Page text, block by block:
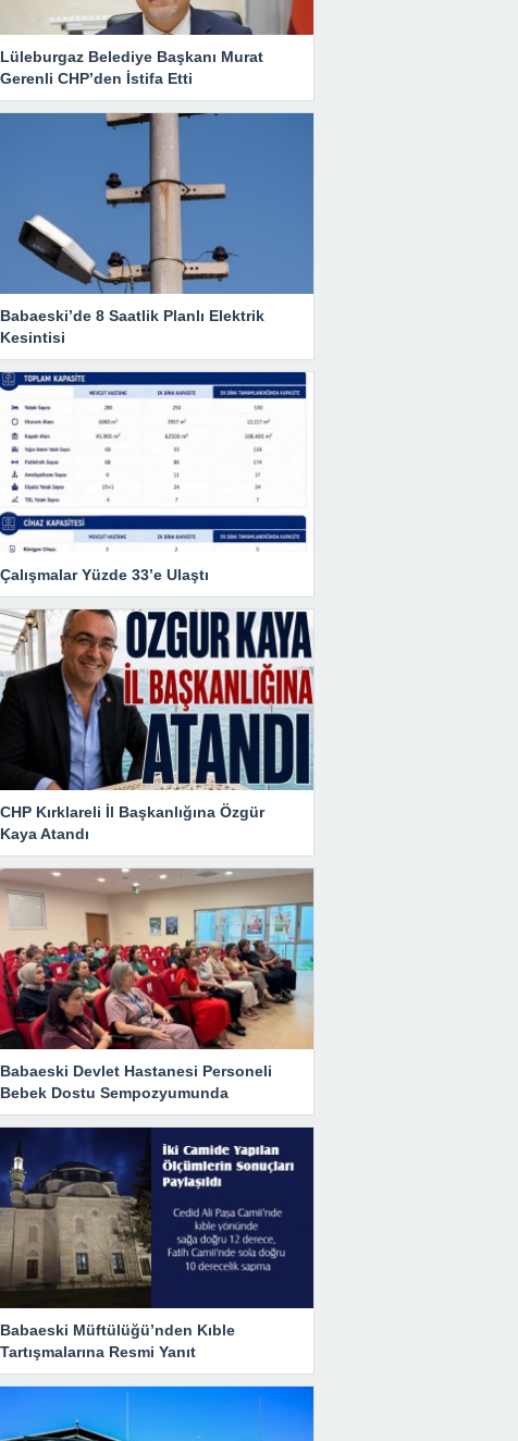
Lüleburgaz Belediye Başkanı Murat
Gerenli CHP’den İstifa Etti
Babaeski’de 8 Saatlik Planlı Elektrik
Kesintisi
Çalışmalar Yüzde 33’e Ulaştı
CHP Kırklareli İl Başkanlığına Özgür
Kaya Atandı
Babaeski Devlet Hastanesi Personeli
Bebek Dostu Sempozyumunda
Babaeski Müftülüğü’nden Kıble
Tartışmalarına Resmi Yanıt